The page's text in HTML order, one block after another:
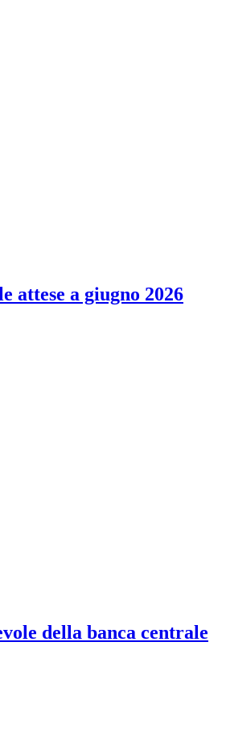
attese a giugno 2026
della banca centrale